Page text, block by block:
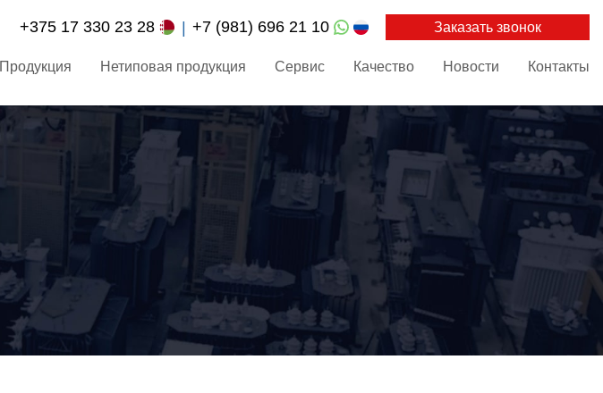
+375 17 330 23 28 +7 (981) 696 21 10 Заказать звонок
Продукция Нетиповая продукция Сервис Качество Новости Контакты